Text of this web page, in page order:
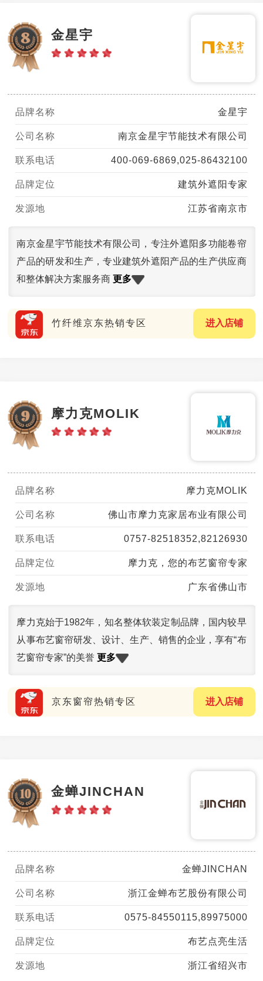
金星宇
品牌名称 金星宇
公司名称 南京金星宇节能技术有限公司
联系电话 400-069-6869,025-86432100
品牌定位 建筑外遮阳专家
发源地 江苏省南京市
南京金星宇节能技术有限公司，专注外遮阳多功能卷帘
产品的研发和生产，专业建筑外遮阳产品的生产供应商
和整体解决方案服务商更多
竹纤维京东热销专区 进入店铺
摩力克MOLIK
品牌名称 摩力克MOLIK
公司名称 佛山市摩力克家居布业有限公司
联系电话 0757-82518352,82126930
品牌定位 摩力克，您的布艺窗帘专家
发源地 广东省佛山市
摩力克始于1982年，知名整体软装定制品牌，国内较早
从事布艺窗帘研发、设计、生产、销售的企业，享有“布
艺窗帘专家”的美誉更多
京东窗帘热销专区 进入店铺
金蝉JINCHAN
品牌名称 金蝉JINCHAN
公司名称 浙江金蝉布艺股份有限公司
联系电话 0575-84550115,89975000
品牌定位 布艺点亮生活
发源地 浙江省绍兴市